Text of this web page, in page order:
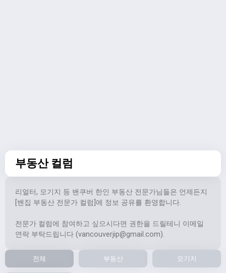
부동산 컬럼
리얼터, 모기지 등 밴쿠버 한인 부동산 전문가님들은 언제든지
[밴집 부동산 전문가 컬럼]에 정보 공유를 환영합니다.
전문가 컬럼에 참여하고 싶으시다면 권한을 드릴테니 이메일
연락 부탁드립니다 (vancouverjip@gmail.com).
전체 부동산 모기지